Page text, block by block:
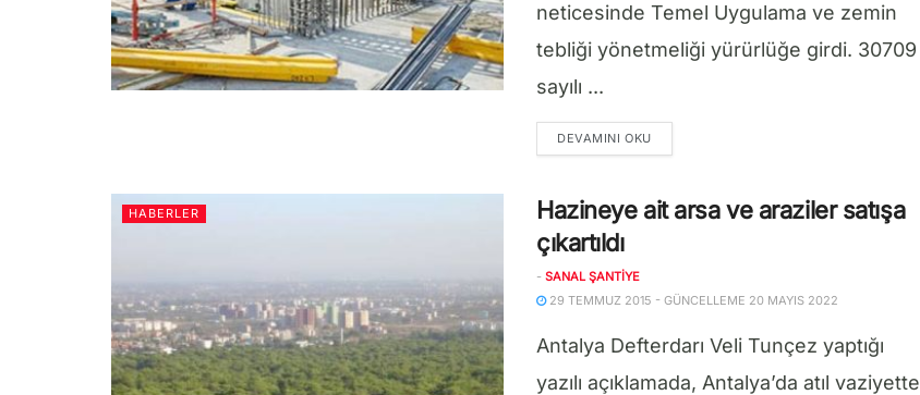
neticesinde Temel Uygulama ve zemin
tebliği yönetmeliği yürürlüğe girdi. 30709
sayılı ...
DEVAMINI OKUDETAILS
HABERLER
Hazineye ait arsa ve araziler satışa
çıkartıldı
- SANAL ŞANTIYE
29 TEMMUZ 2015 - GÜNCELLEME 20 MAYIS 2022
Antalya Defterdarı Veli Tunçez yaptığı
yazılı açıklamada, Antalya’da atıl vaziyette